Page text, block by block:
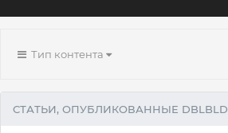
Тип контента
СТАТЬИ, ОПУБЛИКОВАННЫЕ DBLBLD